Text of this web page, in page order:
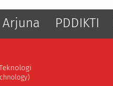
Arjuna PDDIKTI